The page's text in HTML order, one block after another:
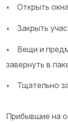
Открыть
Закрыть
Вещи и
завернуть в
Тщательно
Прибывшие на